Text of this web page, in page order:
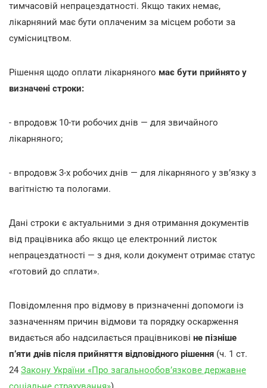
тимчасовій непрацездатності. Якщо таких немає,
лікарняний має бути оплаченим за місцем роботи за
сумісництвом.
Рішення щодо оплати лікарняного має бути прийнято у
визначені строки:
- впродовж 10-ти робочих днів — для звичайного
лікарняного;
- впродовж 3-х робочих днів — для лікарняного у зв’язку з
вагітністю та пологами.
Дані строки є актуальними з дня отримання документів
від працівника або якщо це електронний листок
непрацездатності — з дня, коли документ отримає статус
«готовий до сплати».
Повідомлення про відмову в призначенні допомоги із
зазначенням причин відмови та порядку оскарження
видається або надсилається працівникові не пізніше
п’яти днів після прийняття відповідного рішення (ч. 1 ст.
24 Закону України «Про загальнообов’язкове державне